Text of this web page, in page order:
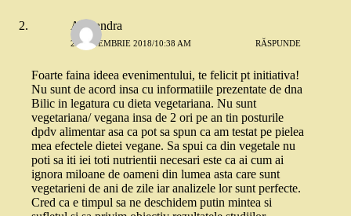
Alexandra
23 NOIEMBRIE 2018/10:38 AM RĂSPUNDE
Foarte faina ideea evenimentului, te felicit pt initiativa!
Nu sunt de acord insa cu informatiile prezentate de dna
Bilic in legatura cu dieta vegetariana. Nu sunt
vegetariana/ vegana insa de 2 ori pe an tin posturile
dpdv alimentar asa ca pot sa spun ca am testat pe pielea
mea efectele dietei vegane. Sa spui ca din vegetale nu
poti sa iti iei toti nutrientii necesari este ca ai cum ai
ignora miloane de oameni din lumea asta care sunt
vegetarieni de ani de zile iar analizele lor sunt perfecte.
Cred ca e timpul sa ne deschidem putin mintea si